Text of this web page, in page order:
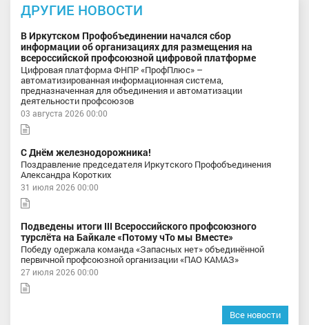
ДРУГИЕ НОВОСТИ
В Иркутском Профобъединении начался сбор
информации об организациях для размещения на
всероссийской профсоюзной цифровой платформе
Цифровая платформа ФНПР «ПрофПлюс» –
автоматизированная информационная система,
предназначенная для объединения и автоматизации
деятельности профсоюзов
03 августа 2026 00:00
С Днём железнодорожника!
Поздравление председателя Иркутского Профобъединения
Александра Коротких
31 июля 2026 00:00
Подведены итоги III Всероссийского профсоюзного
турслёта на Байкале «Потому чТо мы Вместе»
Победу одержала команда «Запасных нет» объединённой
первичной профсоюзной организации «ПАО КАМАЗ»
27 июля 2026 00:00
Все новости